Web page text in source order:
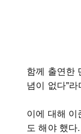
함께 출연한
념이 없다"
이에 대해
도 해야 했